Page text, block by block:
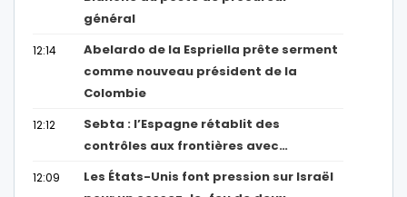
général
12:14
Abelardo de la Espriella prête serment
comme nouveau président de la
Colombie
12:12
Sebta : l’Espagne rétablit des
contrôles aux frontières avec…
12:09
Les États-Unis font pression sur Israël